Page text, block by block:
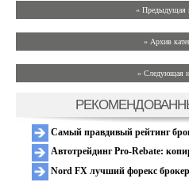
« Предыдущая
» Архив
» Следующая
Самый правдивый рейтинг
Автотрейдинг Pro-Rebate:
Nord FX лучший форекс брокер